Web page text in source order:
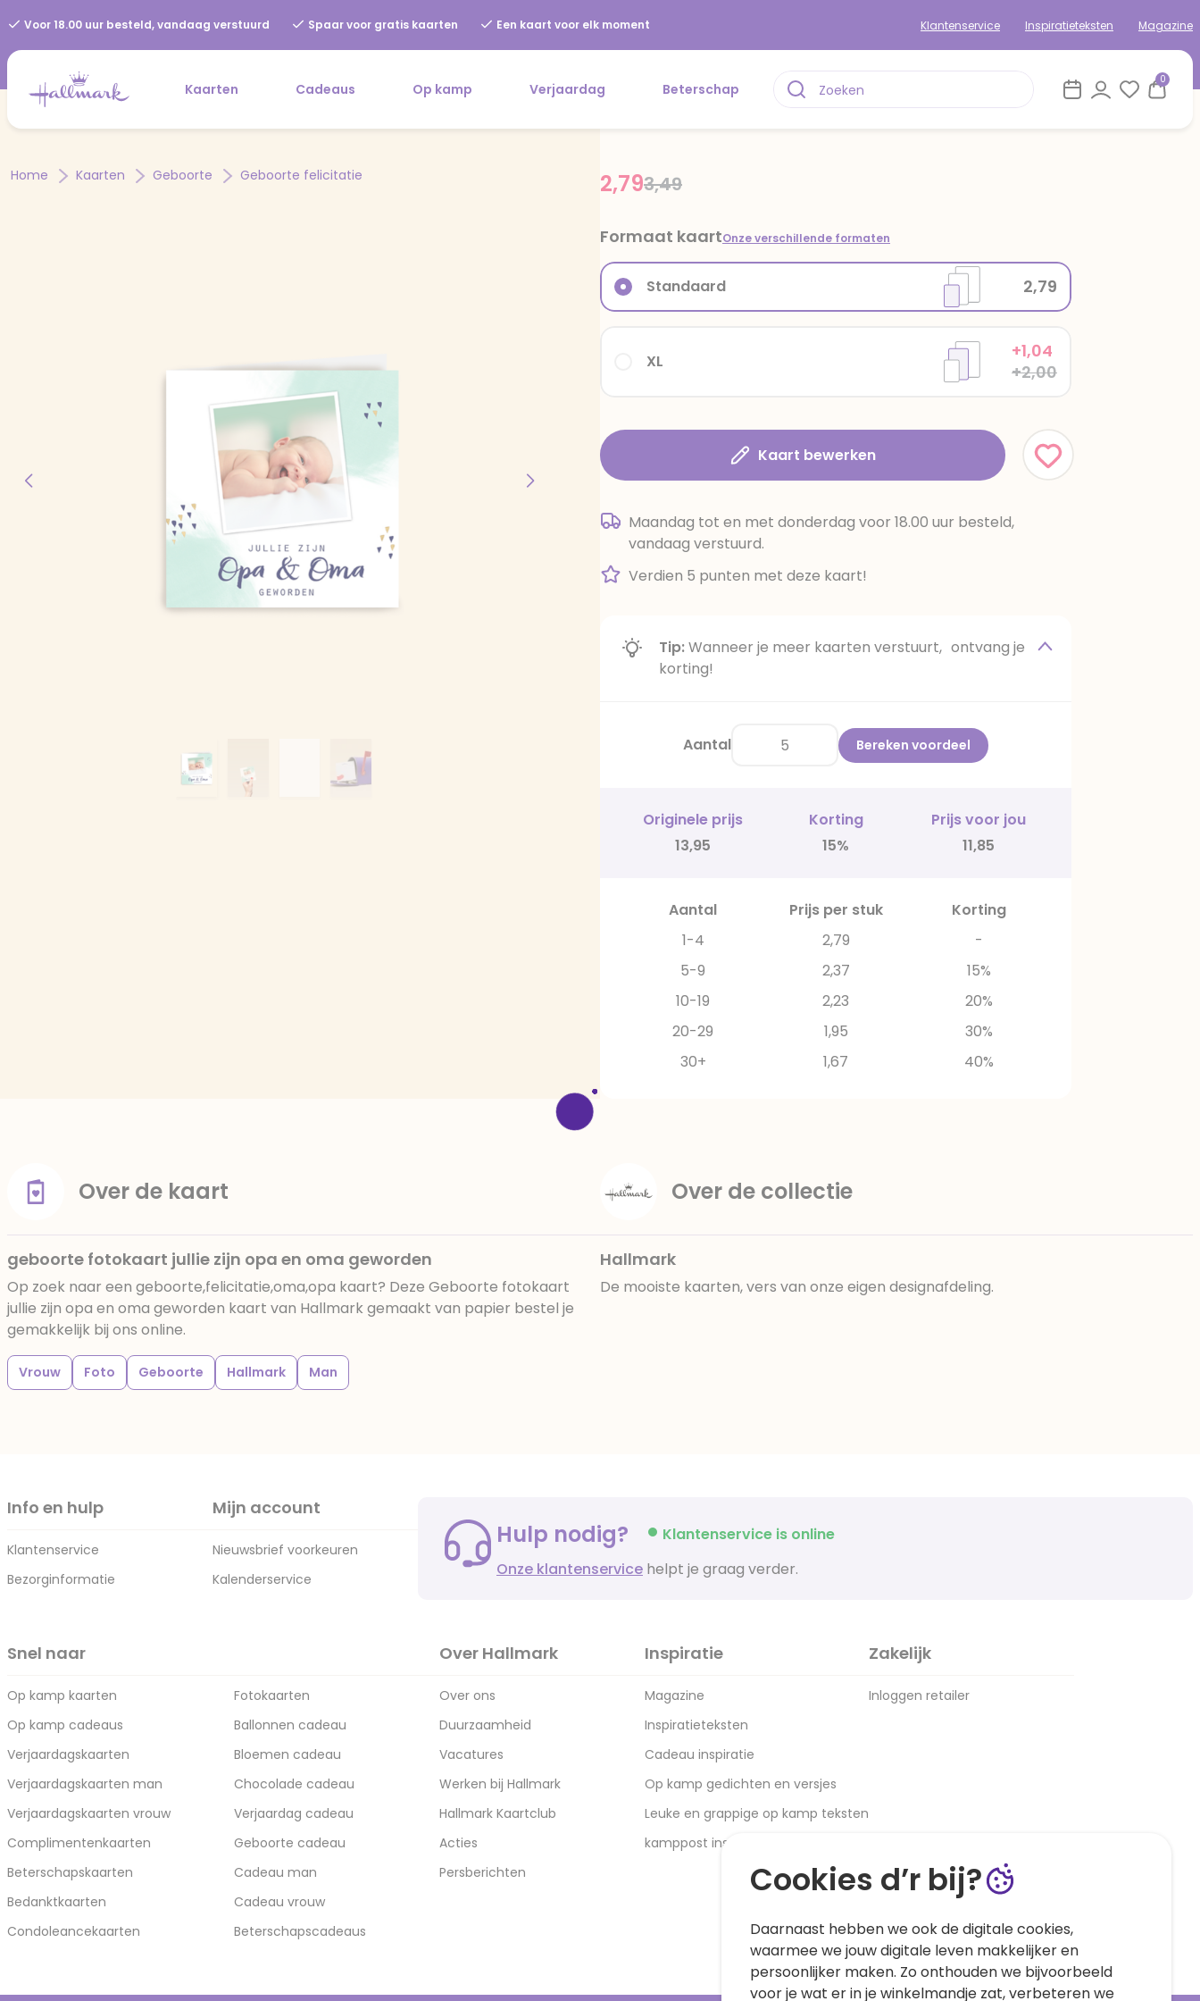
Voor 18.00 uur besteld, vandaag verstuurd Spaar voor gratis kaarten Een kaart voor elk moment Klantenservice Inspiratieteksten Magazine
Kaarten Cadeaus Op kamp Verjaardag Beterschap
0
Home Kaarten Geboorte Geboorte felicitatie Price reduced from
3,49to
2,79
Formaat kaartOnze verschillende formaten
XL
+1,04
+2,00
Standaard 2,79
Kaart bewerken
Maandag tot en met donderdag voor 18.00 uur besteld,
vandaag verstuurd.
Verdien 5 punten met deze kaart!
Tip:Wanneer je meer kaarten verstuurt, ontvang je
korting!
Aantal Bereken voordeel
Originele prijs Korting
Prijs voor jou
13,95
15% 11,85
Aantal Prijs per stuk
Korting
1-4
2,79
-
5-9
2,37
15%
10-19
2,23
20%
20-29
1,95
30%
30+
1,67 40%
Over de kaart
geboorte fotokaart jullie zijn opa en oma geworden
Op zoek naar een geboorte,felicitatie,oma,opa kaart? Deze Geboorte fotokaart
jullie zijn opa en oma geworden kaart van Hallmark gemaakt van papier bestel je
gemakkelijk bij ons online.
Vrouw Foto Geboorte Hallmark Man
Over de collectie
Hallmark
De mooiste kaarten, vers van onze eigen designafdeling.
Info en hulp
Klantenservice
Bezorginformatie
Mijn account
Nieuwsbrief voorkeuren
Kalenderservice
Hulp nodig?
Klantenservice is online
Onze klantenservice helpt je graag verder.
Snel naar
Op kamp kaarten
Op kamp cadeaus
Verjaardagskaarten
Verjaardagskaarten man
Verjaardagskaarten vrouw
Complimentenkaarten
Beterschapskaarten
Bedanktkaarten
Condoleancekaarten
Fotokaarten
Ballonnen cadeau
Bloemen cadeau
Chocolade cadeau
Verjaardag cadeau
Geboorte cadeau
Cadeau man
Cadeau vrouw
Beterschapscadeaus
Over Hallmark
Over ons
Duurzaamheid
Vacatures
Werken bij Hallmark
Hallmark Kaartclub
Acties
Persberichten
Inspiratie
Magazine
Inspiratieteksten
Cadeau inspiratie
Op kamp gedichten en versjes
Leuke en grappige op kamp teksten
kamppost inspiratie
Zakelijk
Inloggen retailer
Cookies d’r bij?
Daarnaast hebben we ook de digitale cookies,
waarmee we jouw digitale leven makkelijker en
persoonlijker maken. Zo onthouden we bijvoorbeeld
voor je wat er in je winkelmandje zat, verbeteren we